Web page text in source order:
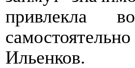
привлекла
Ильенков.